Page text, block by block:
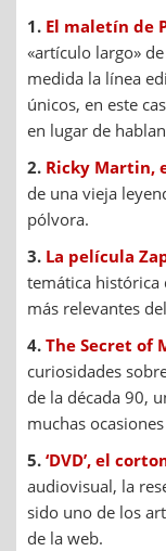
1. El maletín de
«artículo largo»
medida la línea
únicos, en este
en lugar de
2. Ricky Martin,
de una vieja
pólvora.
3. La película
temática histórica
más relevantes
4. The Secret of
curiosidades
de la década 90,
muchas
5. ‘DVD’, el
audiovisual, la
sido uno de los
de la web.